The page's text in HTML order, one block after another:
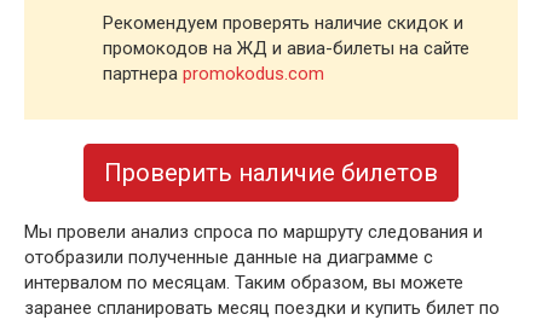
Рекомендуем проверять наличие скидок и
промокодов на ЖД и авиа-билеты на сайте
партнера promokodus.com
Проверить наличие билетов
Мы провели анализ спроса по маршруту следования и
отобразили полученные данные на диаграмме с
интервалом по месяцам. Таким образом, вы можете
заранее спланировать месяц поездки и купить билет по